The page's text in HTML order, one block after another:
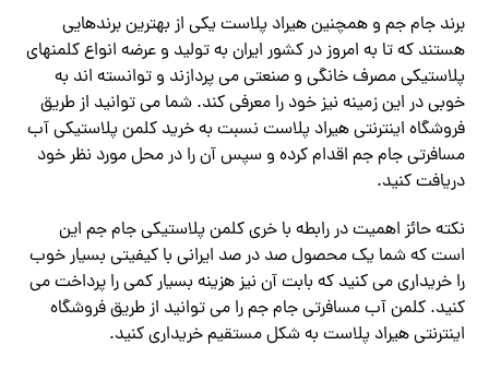
برند جام جم و همچنین هیراد پلاست یکی از بهترین برندهایی
هستند که تا به امروز در کشور ایران به تولید و عرضه انواع کلمنهای
پلاستیکی مصرف خانگی و صنعتی می پردازند و توانسته اند به
خوبی در این زمینه نیز خود را معرفی کند. شما می توانید از طریق
فروشگاه اینترنتی هیراد پلاست نسبت به خرید کلمن پلاستیکی آب
مسافرتی جام جم اقدام کرده و سپس آن را در محل مورد نظر خود
دریافت کنید.
نکته حائز اهمیت در رابطه با خری کلمن پلاستیکی جام جم این
است که شما یک محصول صد در صد ایرانی با کیفیتی بسیار خوب
را خریداری می کنید که بابت آن نیز هزینه بسیار کمی را پرداخت می
کنید. کلمن آب مسافرتی جام جم را می توانید از طریق فروشگاه
اینترنتی هیراد پلاست به شکل مستقیم خریداری کنید.